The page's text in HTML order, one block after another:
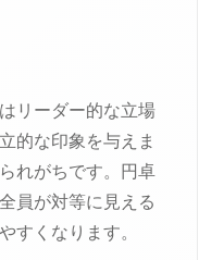
リーダー的な立場
的な印象を与えま
れがちです。円卓
員が対等に見える
すくなります。